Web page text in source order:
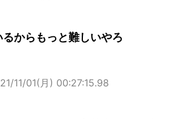
からもっと難しいやろ
11/01(月) 00:27:15.98